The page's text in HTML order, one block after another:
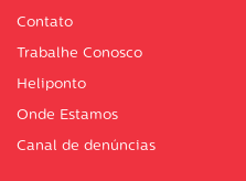
Contato
Trabalhe Conosco
Heliponto
Onde Estamos
Canal de denúncias